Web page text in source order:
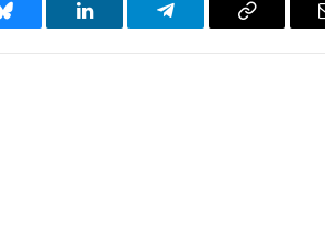
Bluesky LinkedIn Telegram Copy